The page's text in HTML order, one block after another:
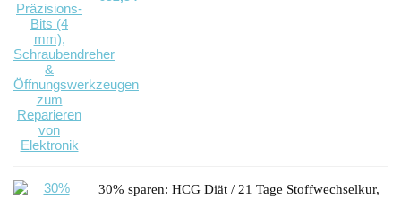
30% sparen: HCG Diät / 21 Tage Stoffwechselkur,